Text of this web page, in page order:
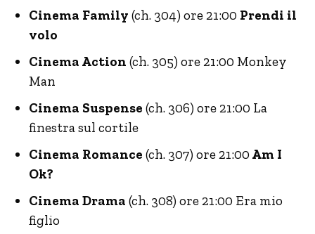
Cinema Family (ch. 304) ore 21:00 Prendi il
volo
Cinema Action (ch. 305) ore 21:00 Monkey
Man
Cinema Suspense (ch. 306) ore 21:00 La
finestra sul cortile
Cinema Romance (ch. 307) ore 21:00 Am I
Ok?
Cinema Drama (ch. 308) ore 21:00 Era mio
figlio